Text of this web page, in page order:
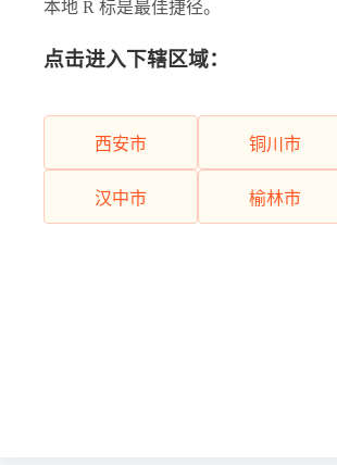
本地 R 标是最佳捷径。
点击进入下辖区域：
西安市 铜川市
汉中市 榆林市